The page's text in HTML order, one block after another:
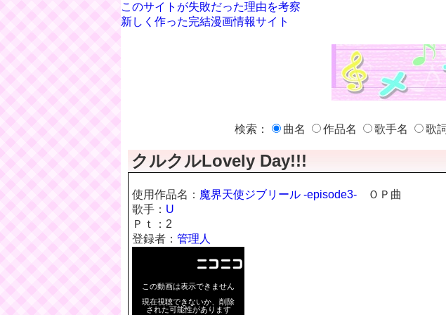
このサイトが失敗だった理由を考察
新しく作った完結漫画情報サイト
検索： 曲名 作品名 歌手名 歌
クルクルLovely Day!!!
使用作品名： 魔界天使ジブリール -episode3- ＯＰ曲
歌手： U
Ｐｔ： 2
登録者： 管理人